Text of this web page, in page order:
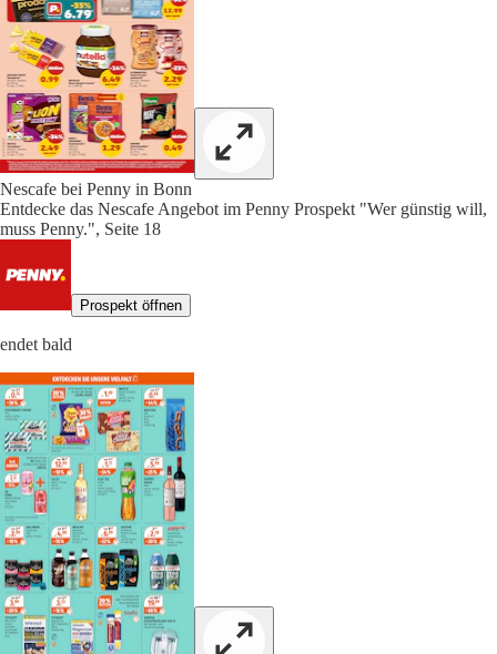
Nescafe bei Penny in Bonn
Entdecke das Nescafe Angebot im Penny Prospekt "Wer günstig will,
muss Penny.", Seite 18
Prospekt öffnen
endet bald